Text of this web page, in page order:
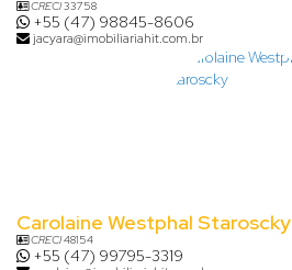
CRECI33758
+55 (47) 98845-8606
jacyara@imobiliariahit.com.br
Carolaine Westphal Staroscky
CRECI48154
+55 (47) 99795-3319